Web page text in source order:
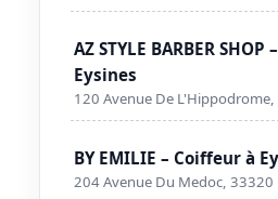
AZ STYLE BARBER
Eysines
120 Avenue De
BY EMILIE – Coiffeur à
204 Avenue Du Medoc, 33320